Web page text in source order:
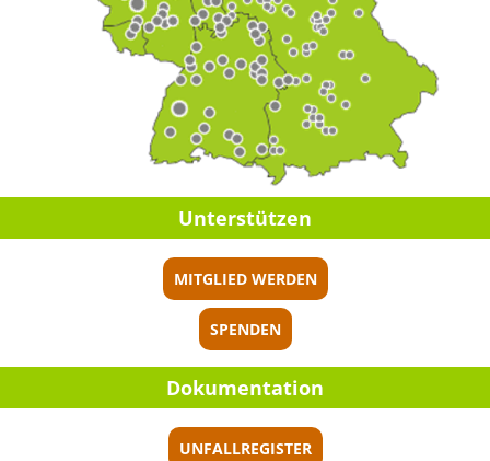
Unter­stüt­zen
MITGLIED WERDEN
SPENDEN
Dokumen­ta­tion
UNFALLREGISTER